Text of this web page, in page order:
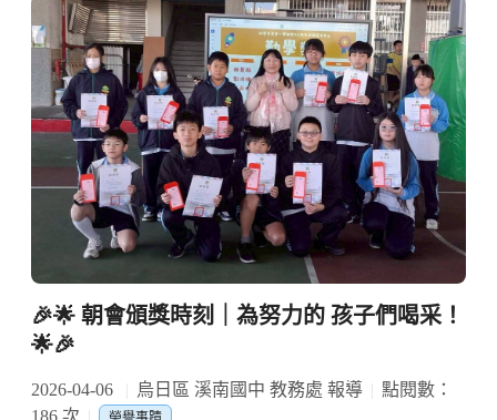
🎉🌟 朝會頒獎時刻｜為努力的 孩子們喝采！
🌟🎉
2026-04-06 烏日區 溪南國中 教務處 報導
點閱數：
186 次